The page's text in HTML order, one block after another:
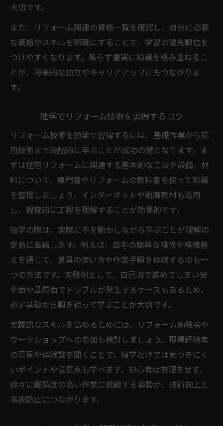
独立に必要なリフォーム資格の実情を解説
建築士や施工管理資格取得へのリフォーム
勉強
法
おすすめのリフォーム勉強本と選び方の基
準
リフォーム勉強を継続するモチベ維持術
現場で役立つリフォーム本の活用法を伝授
リフォーム技術習得に効く勉強会の活用法
リフォーム独立に必要な勉強法と資格の選
び方
許可が不要なリフォーム工事の判断基準と
リフォーム独立で押さえておきたい営業戦
略
大切です。
また、リフォーム関連の資格一覧を確認し、自分に必要
な資格やスキルを明確にすることで、学習の優先順位を
つけやすくなります。焦らず着実に知識を積み重ねるこ
とが、将来的な独立やキャリアアップにもつながりま
す。
独学でリフォーム技術を習得するコツ
リフォーム技術を独学で習得するには、基礎作業から応
用技術まで段階的に学ぶことが成功の鍵となります。ま
ずは住宅リフォームに関連する基本的な工法や設備、材
料について、専門書やリフォームの教科書を使って知識
を整理しましょう。インターネットや動画教材も活用
し、視覚的に工程を理解することが効果的です。
独学の際は、実際に手を動かしながら学ぶことが理解の
定着に直結します。例えば、自宅の簡単な補修や模様替
えを通じて、道具の使い方や作業手順を体験するのも一
つの方法です。失敗例として、自己流で進めてしまい安
全面や品質面でトラブルが発生するケースもあるため、
必ず基礎から順を追って学ぶことが大切です。
実践的なスキルを高めるためには、リフォーム勉強会や
ワークショップへの参加も検討しましょう。現場経験者
の意見や体験談を聞くことで、独学だけでは気づきにく
いポイントや注意点も学べます。初心者は無理をせず、
徐々に難易度の高い作業に挑戦する姿勢が、技術向上と
事故防止につながります。